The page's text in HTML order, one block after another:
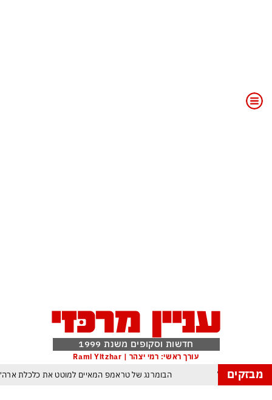
חדשות וסקופים משנת 1999
עורך ראשי: רמי יצהר | Rami Yitzhar
מבזקים הבומרנג של טראמפ המאיים למוטט את כלכלת נגד ישראל